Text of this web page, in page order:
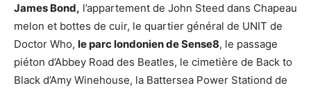
James Bond, l’appartement de John Steed dans Chapeau
melon et bottes de cuir, le quartier général de UNIT de
Doctor Who, le parc londonien de Sense8, le passage
piéton d’Abbey Road des Beatles, le cimetière de Back to
Black d’Amy Winehouse, la Battersea Power Stationd de